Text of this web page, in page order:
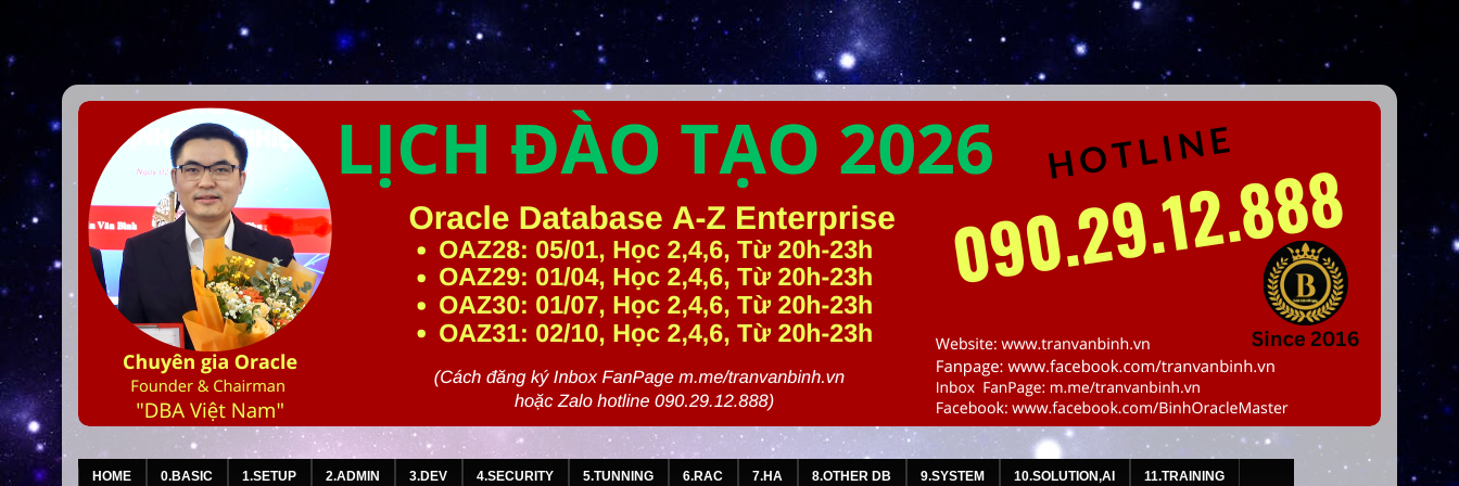
HOME 0.BASIC 1.SETUP 2.ADMIN 3.DEV 4.SECURITY 5.TUNNING 6.RAC 7.HA 8.OTHER DB 9.SYSTEM 10.SOLUTION,AI 11.TRAINING